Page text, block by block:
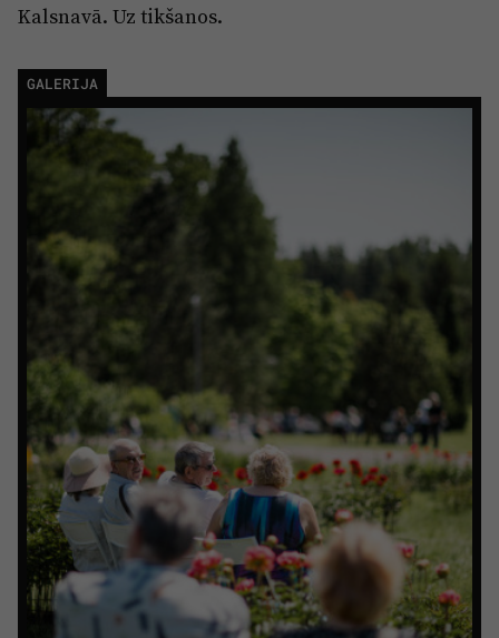
Kalsnavā. Uz tikšanos.
GALERIJA